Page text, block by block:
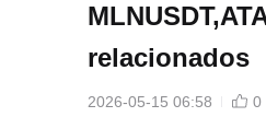
relacionados
2026-05-15 06:58 0